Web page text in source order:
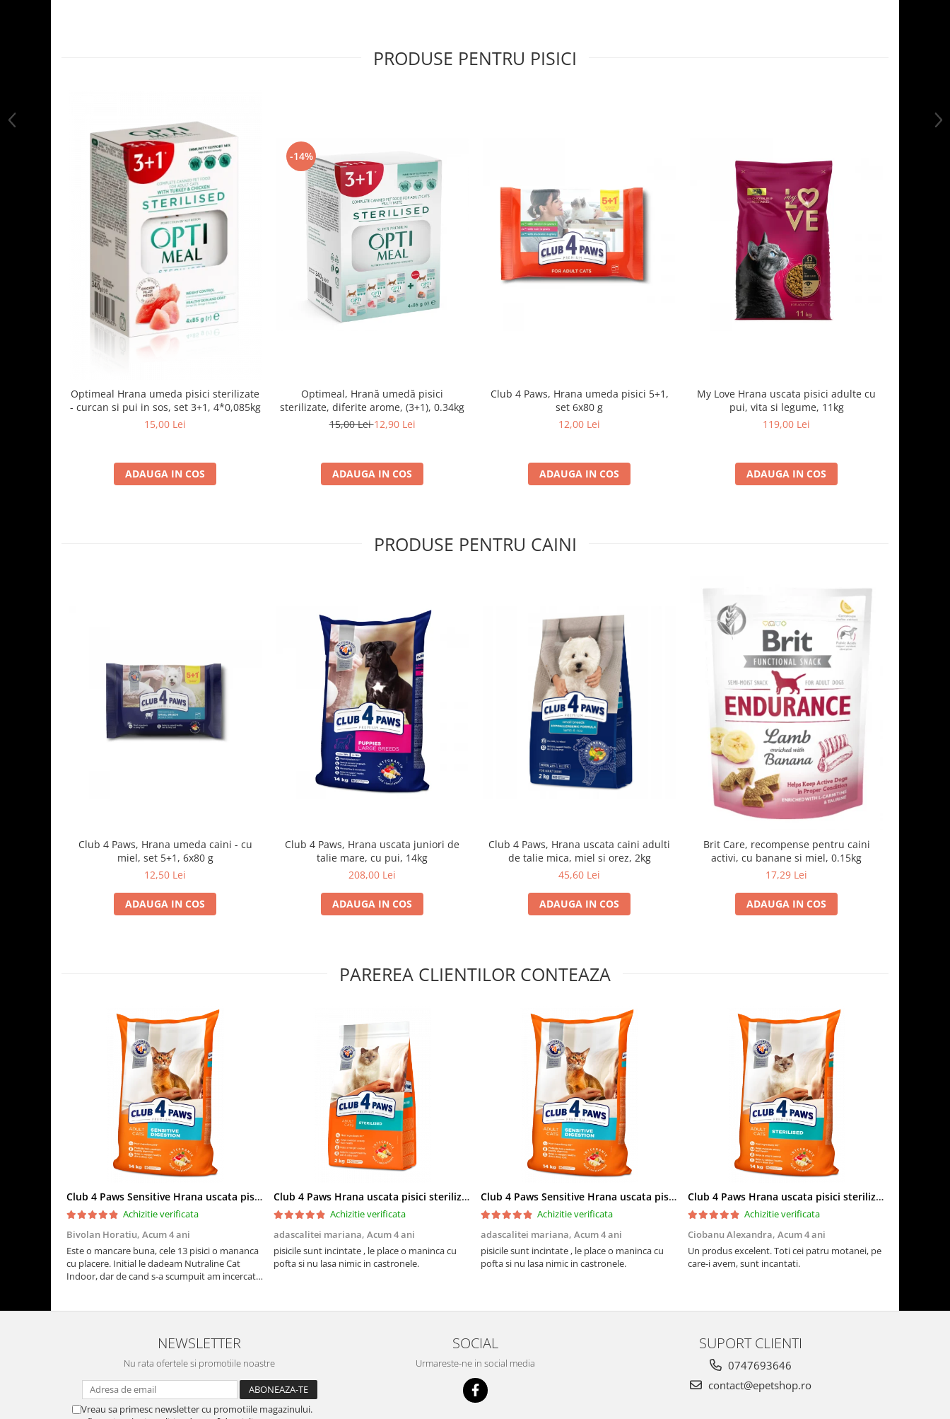
PRODUSE PENTRU PISICI
Optimeal Hrana umeda pisici sterilizate
- curcan si pui in sos, set 3+1, 4*0,085kg
15,00 Lei
ADAUGA IN COS
-14%
Optimeal, Hrană umedă pisici
sterilizate, diferite arome, (3+1), 0.34kg
15,00 Lei12,90 Lei
ADAUGA IN COS
Club 4 Paws, Hrana umeda pisici 5+1,
set 6x80 g
12,00 Lei
ADAUGA IN COS
My Love Hrana uscata pisici adulte cu
pui, vita si legume, 11kg
119,00 Lei
ADAUGA IN COS
PRODUSE PENTRU CAINI
Club 4 Paws, Hrana umeda caini - cu
miel, set 5+1, 6x80 g
12,50 Lei
ADAUGA IN COS
Club 4 Paws, Hrana uscata juniori de
talie mare, cu pui, 14kg
208,00 Lei
ADAUGA IN COS
Club 4 Paws, Hrana uscata caini adulti
de talie mica, miel si orez, 2kg
45,60 Lei
ADAUGA IN COS
Brit Care, recompense pentru caini
activi, cu banane si miel, 0.15kg
17,29 Lei
ADAUGA IN COS
PAREREA CLIENTILOR CONTEAZA
Club 4 Paws Sensitive Hrana uscata pisici adulte, 14kg
Achizitie verificata
Bivolan Horatiu, Acum 4 ani
Este o mancare buna, cele 13 pisici o mananca
cu placere. Initial le dadeam Nutraline Cat
Indoor, dar de cand s-a scumpuit am incercat 4
continua cu acest brand...
Club 4 Paws Hrana uscata pisici sterilizate, 2kg
Achizitie verificata
adascalitei mariana, Acum 4 ani
pisicile sunt incintate , le place o maninca cu
pofta si nu lasa nimic in castronele.
Club 4 Paws Sensitive Hrana uscata pisici adulte, 14kg
Achizitie verificata
adascalitei mariana, Acum 4 ani
pisicile sunt incintate , le place o maninca cu
pofta si nu lasa nimic in castronele.
Club 4 Paws Hrana uscata pisici sterilizate, 14kg
Achizitie verificata
Ciobanu Alexandra, Acum 4 ani
Un produs excelent. Toti cei patru motanei, pe
care-i avem, sunt incantati.
NEWSLETTER
Nu rata ofertele si promotiile noastre
Vreau sa primesc newsletter cu promotiile magazinului.
SOCIAL
Urmareste-ne in social media
SUPORT CLIENTI
0747693646
contact@epetshop.ro